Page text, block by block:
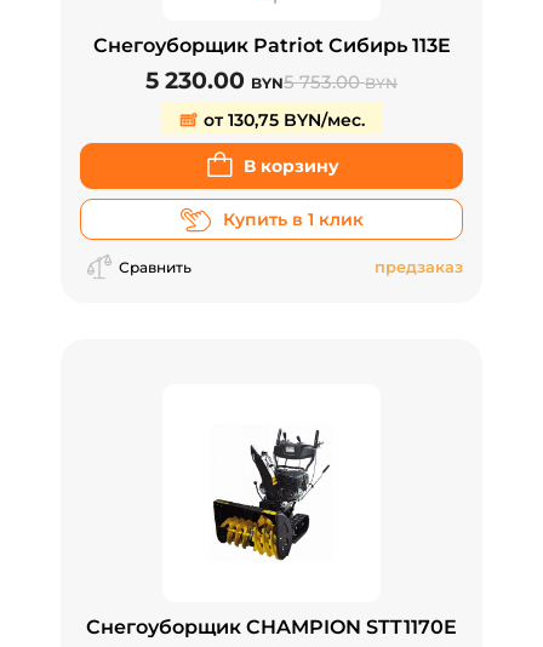
Снегоуборщик Patriot Сибирь 113E
5 230.00 BYN5 753.00BYN
от 130,75 BYN/мес.
В корзину
Купить в 1 клик
Сравнить предзаказ
Снегоуборщик CHAMPION STT1170E